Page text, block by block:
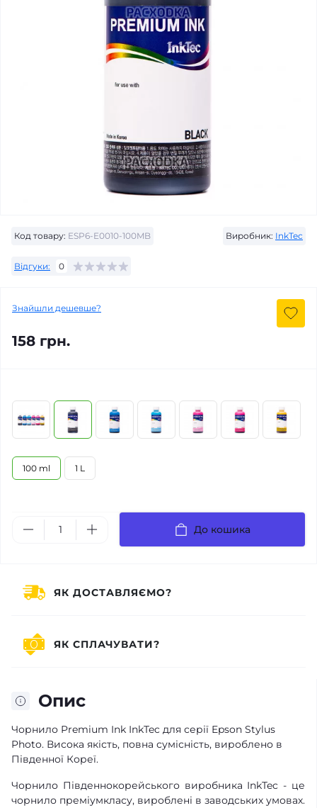
Код товару: ESP6-E0010-100MB Виробник: InkTec
Відгуки: 0
Знайшли дешевше?
158 грн.
100 ml 1 L
До кошика
Опис
Чорнило Premium Ink InkTec для серії Epson Stylus
Photo. Висока якість, повна сумісність, вироблено в
Південної Кореї.
Чорнило Південнокорейського виробника InkTec - це
чорнило преміумкласу, вироблені в заводських умовах.
ЯК ДОСТАВЛЯЄМО?
ЯК СПЛАЧУВАТИ?